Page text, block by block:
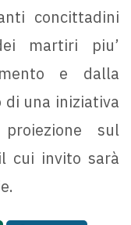
concittadini
martiri piu’
e dalla
di una iniziativa
sul
cui invito sarà